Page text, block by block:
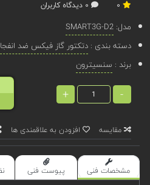
مدل:SMART3G-D2
دسته بندی :دتکتور گاز فیکس ضد
برند : سنسیترون
-
+
مقایسه افزودن به علاقمندی ها
مشخصات فنی پیوست فنی